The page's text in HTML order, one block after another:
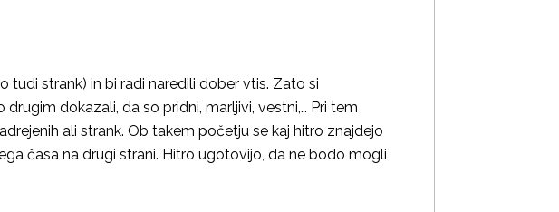
tudi strank) in bi radi naredili dober vtis. Zato si
dokazali, da so pridni, marljivi, vestni,… Pri tem
ali strank. Ob takem početju se kaj hitro znajdejo
časa na drugi strani. Hitro ugotovijo, da ne bodo mogli